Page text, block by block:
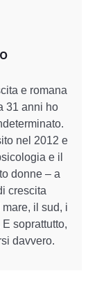
e romana
31 anni ho
nel 2012 e
e il
donne – a
crescita
il sud, i
soprattutto,
davvero.